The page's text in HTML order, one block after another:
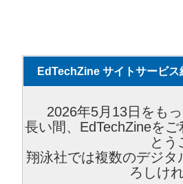
EdTechZine サイトサービス
2026年5月13日をも
長い間、EdTechZineを
とう
翔泳社では複数のデジ
ろしけ